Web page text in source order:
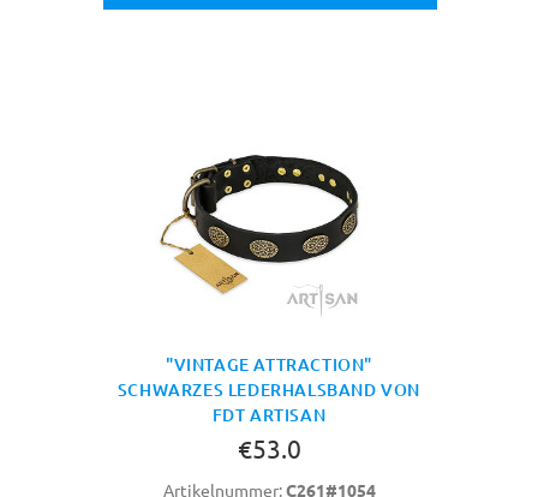
"VINTAGE ATTRACTION"
SCHWARZES LEDERHALSBAND VON
FDT ARTISAN
€53.0
Artikelnummer:C261#1054